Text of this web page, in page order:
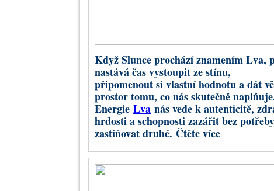
Chiron
pomáhat
Co
Chiron byl
Astrologie
Retrográdní Saturn
Když Slunce prochází znamením Lva,
nastává čas vystoupit ze stínu,
připomenout si vlastní hodnotu a dát
prostor tomu, co nás skutečně
Energie Lva nás vede k autenticitě,
hrdosti a schopnosti zazářit bez potřeby
zastiňovat druhé. Čtěte více